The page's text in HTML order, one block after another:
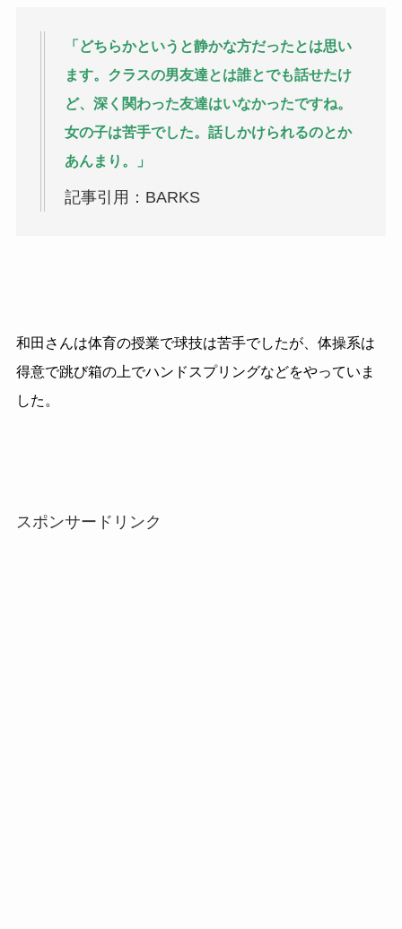
「どちらかというと静かな方だったとは思い
ます。クラスの男友達とは誰とでも話せたけ
ど、深く関わった友達はいなかったですね。
女の子は苦手でした。話しかけられるのとか
あんまり。」
記事引用：BARKS
和田さんは体育の授業で球技は苦手でしたが、体操系は
得意で跳び箱の上でハンドスプリングなどをやっていま
した。
スポンサードリンク